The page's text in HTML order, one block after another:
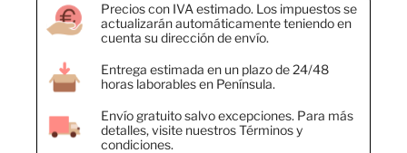
Precios con IVA estimado. Los impuestos se
actualizarán automáticamente teniendo en
cuenta su dirección de envío.
Entrega estimada en un plazo de 24/48
horas laborables en Península.
Envío gratuito salvo excepciones. Para más
detalles, visite nuestros Términos y
condiciones.